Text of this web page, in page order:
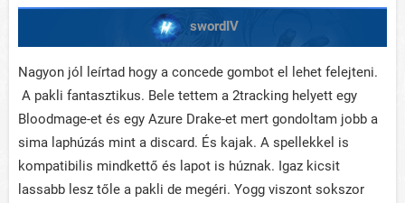
swordIV
Nagyon jól leírtad hogy a concede gombot el lehet felejteni.
A pakli fantasztikus. Bele tettem a 2tracking helyett egy
Bloodmage-et és egy Azure Drake-et mert gondoltam jobb a
sima laphúzás mint a discard. És kajak. A spellekkel is
kompatibilis mindkettő és lapot is húznak. Igaz kicsit
lassabb lesz tőle a pakli de megéri. Yogg viszont sokszor